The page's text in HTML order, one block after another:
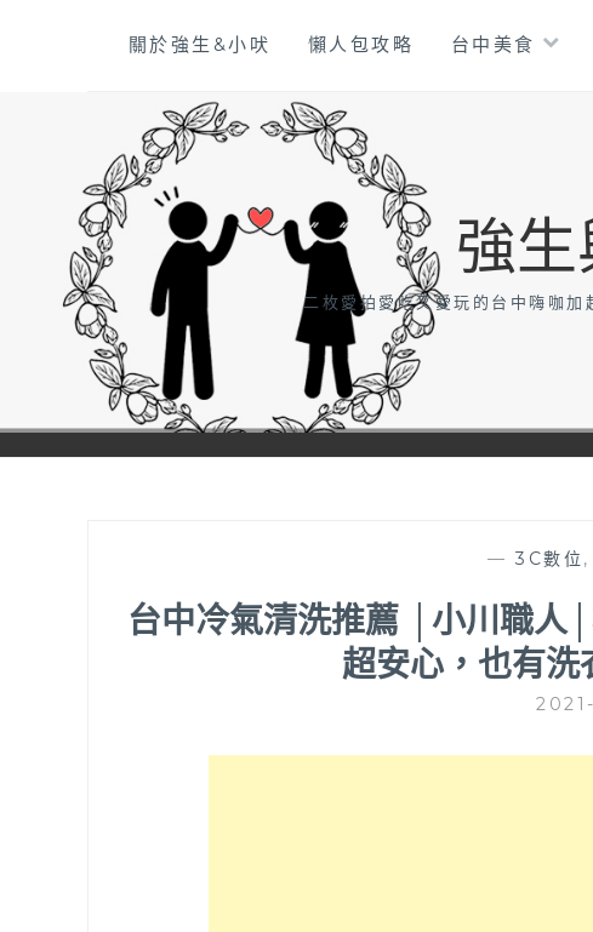
關於強生&小吠 懶人包攻略 台中美食
強
二枚愛拍愛吃又愛玩的台中嗨咖
— 3C數位 ,
台中冷氣清洗推薦 │小川職人
超安心，也有洗